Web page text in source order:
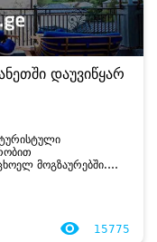
დაუვიწყარ
ტურისტული
მოგზაურებში.
15775